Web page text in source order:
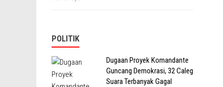
POLITIK
Dugaan Proyek Komandante
Guncang Demokrasi, 32 Caleg
Suara Terbanyak Gagal